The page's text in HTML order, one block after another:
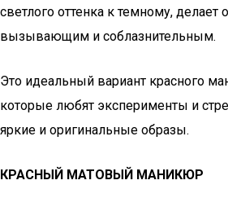
светлого оттенка к темному, делает
вызывающим и соблазнительным.
Это идеальный вариант красного
которые любят эксперименты и
яркие и оригинальные образы.
КРАСНЫЙ МАТОВЫЙ МАНИКЮР